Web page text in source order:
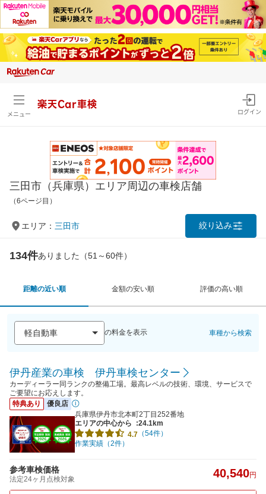
メニュー
楽天Car車検
ログイン
三田市（兵庫県）エリア周辺の車検店舗
（6ページ目）
エリア： 三田市 絞り込み
134件ありました（51～60件）
距離の近い順 金額の安い順 評価の高い順
の料金を表示 車種から検索
伊丹産業の車検 伊丹車検センター
カーディーラー同ランクの整備工場。最高レベルの技術、環境、サービスで
ご要望にお応えします。
特典あり
優良店
兵庫県伊丹市北本町2丁目252番地
エリアの中心から
:24.1km
4.7 （54件）
作業実績（2件）
参考車検価格
法定24ヶ月点検対象 40,540円